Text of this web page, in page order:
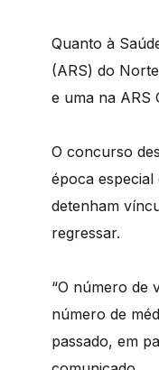
Quanto à
(ARS) do
e uma na ARS
O concurso
época especial
detenham
regressar.
“O número de
número de
passado, em